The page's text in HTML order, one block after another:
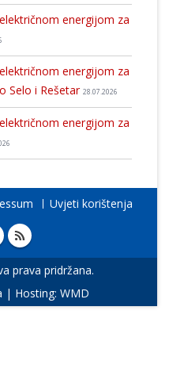
energijom za
energijom za
Selo i Rešetar 28.07.2026
energijom za
Uvjeti korištenja
prava pridržana.
| Hosting: WMD